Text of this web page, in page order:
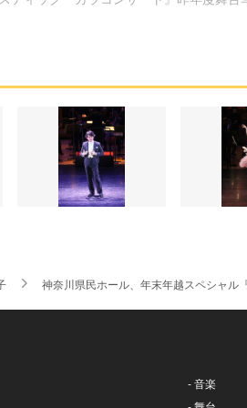
神奈川県民ホール、年末年越スペシャル
- 音楽